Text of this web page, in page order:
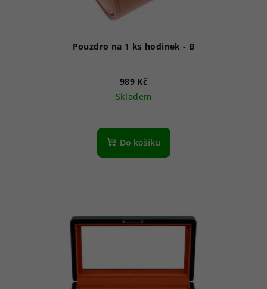
Pouzdro na 1 ks hodinek - B
989 Kč
Skladem
Do košíku